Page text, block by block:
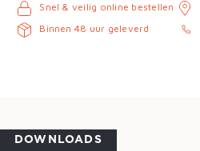
Snel & veilig online bestellen
Binnen 48 uur geleverd
DOWNLOADS